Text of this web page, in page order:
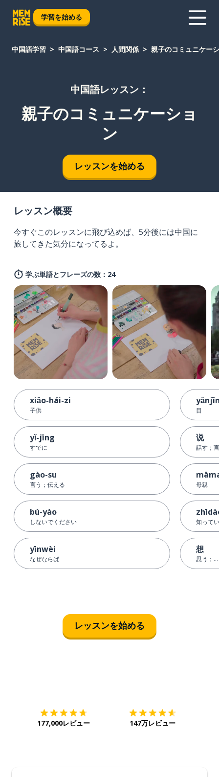
学習を始める
中国語学習 中国語コース 人間関係 親子のコミュニケー
中国語レッスン：
親子のコミュニケーショ
ン
レッスンを始める
レッスン概要
今すぐこのレッスンに飛び込めば、5分後には中国に
旅してきた気分になってるよ。
学ぶ単語とフレーズの数：24
xiǎo-hái-zi
子供
yǐ-jīng
すでに
gào-su
言う；伝える
bú-yào
しないでください
yīnwèi
なぜならば
目
说
話す；
母親
知って
想
思う；
レッスンを始める
177,000レビュー 147万レビュー